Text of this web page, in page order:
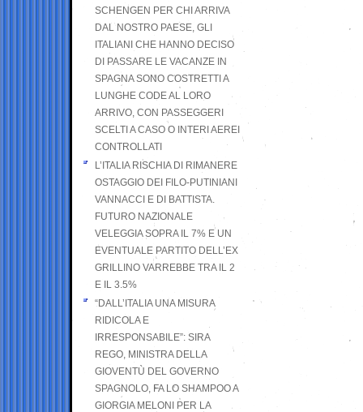
SCHENGEN PER CHI ARRIVA
DAL NOSTRO PAESE, GLI
ITALIANI CHE HANNO DECISO
DI PASSARE LE VACANZE IN
SPAGNA SONO COSTRETTI A
LUNGHE CODE AL LORO
ARRIVO, CON PASSEGGERI
SCELTI A CASO O INTERI AEREI
CONTROLLATI
L’ITALIA RISCHIA DI RIMANERE
OSTAGGIO DEI FILO-PUTINIANI
VANNACCI E DI BATTISTA.
FUTURO NAZIONALE
VELEGGIA SOPRA IL 7% E UN
EVENTUALE PARTITO DELL’EX
GRILLINO VARREBBE TRA IL 2
E IL 3.5%
“DALL’ITALIA UNA MISURA
RIDICOLA E
IRRESPONSABILE”: SIRA
REGO, MINISTRA DELLA
GIOVENTÙ DEL GOVERNO
SPAGNOLO, FA LO SHAMPOO A
GIORGIA MELONI PER LA